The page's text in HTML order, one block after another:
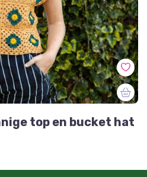
top en bucket hat